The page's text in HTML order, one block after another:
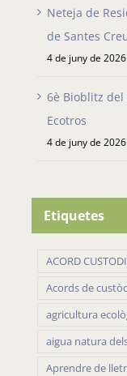
Neteja de
de Santes
4 de juny de 2026
6è Bioblitz del
Ecotros
4 de juny de 2026
Etiquetes
ACORD
Acords de
agricultura
aigua natura
Aprendre de